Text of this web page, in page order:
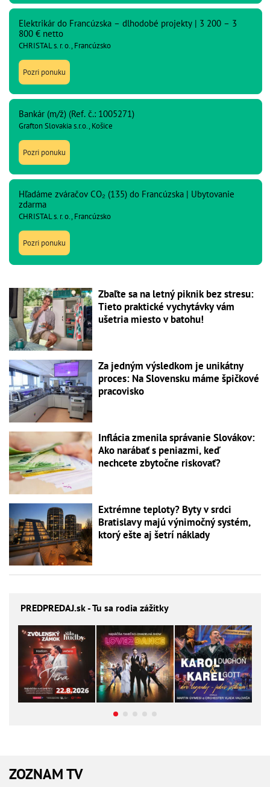
Elektrikár do Francúzska – dlhodobé projekty | 3 200 – 3
800 € netto
CHRISTAL s. r. o., Francúzsko
Pozri ponuku
Bankár (m/ž) (Ref. č.: 1005271)
Grafton Slovakia s.r.o., Košice
Pozri ponuku
Hľadáme zváračov CO₂ (135) do Francúzska | Ubytovanie
zdarma
CHRISTAL s. r. o., Francúzsko
Pozri ponuku
Zbaľte sa na letný piknik bez stresu:
Tieto praktické vychytávky vám
ušetria miesto v batohu!
Za jedným výsledkom je unikátny
proces: Na Slovensku máme špičkové
pracovisko
Inflácia zmenila správanie Slovákov:
Ako narábať s peniazmi, keď
nechcete zbytočne riskovať?
Extrémne teploty? Byty v srdci
Bratislavy majú výnimočný systém,
ktorý ešte aj šetrí náklady
PREDPREDAJ.sk - Tu sa rodia zážitky
ZOZNAM TV